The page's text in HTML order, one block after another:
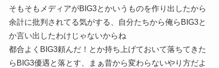
そもそもメディアがBIG3とかいうものを作り出したから
余計に批判されてる気がする、自分たちから俺らBIG3と
か言い出したわけじゃないからね
都合よくBIG3頼んだ！とか持ち上げておいて落ちてきた
らBIG3優遇と落とす、まぁ昔から変わらないやり方だよ